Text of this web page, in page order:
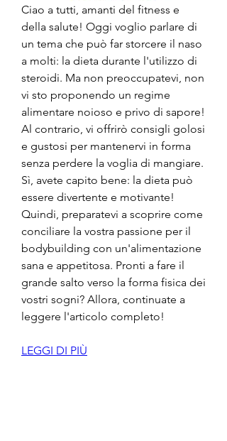
Ciao a tutti, amanti del fitness e
della salute! Oggi voglio parlare di
un tema che può far storcere il naso
a molti: la dieta durante l'utilizzo di
steroidi. Ma non preoccupatevi, non
vi sto proponendo un regime
alimentare noioso e privo di sapore!
Al contrario, vi offrirò consigli golosi
e gustosi per mantenervi in forma
senza perdere la voglia di mangiare.
Sì, avete capito bene: la dieta può
essere divertente e motivante!
Quindi, preparatevi a scoprire come
conciliare la vostra passione per il
bodybuilding con un'alimentazione
sana e appetitosa. Pronti a fare il
grande salto verso la forma fisica dei
vostri sogni? Allora, continuate a
leggere l'articolo completo!
LEGGI DI PIÙ